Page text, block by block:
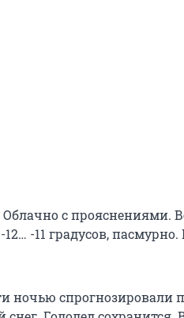
с прояснениями.
-11 градусов, пасмурно.
ночью спрогнозировали